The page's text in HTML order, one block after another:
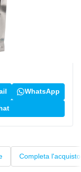
recensioni)
WhatsApp
Completa l'acquisto